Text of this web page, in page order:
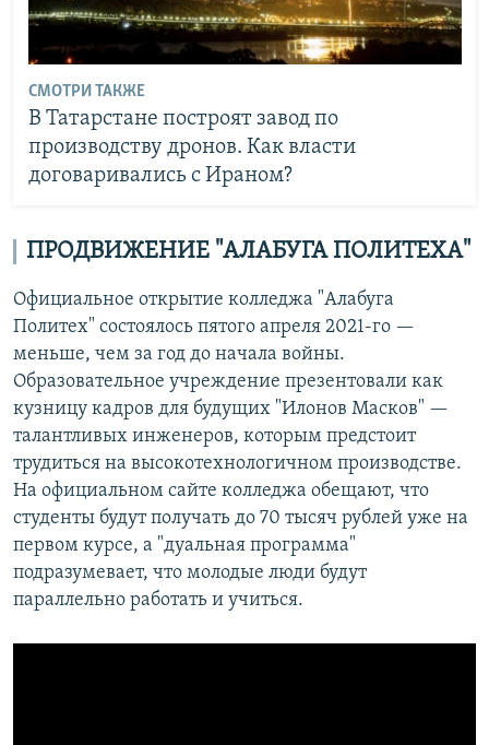
СМОТРИ ТАКЖЕ
В Татарстане построят завод по
производству дронов. Как власти
договаривались с Ираном?
ПРОДВИЖЕНИЕ "АЛАБУГА ПОЛИТЕХА"
Официальное открытие колледжа "Алабуга
Политех" состоялось пятого апреля 2021-го —
меньше, чем за год до начала войны.
Образовательное учреждение презентовали как
кузницу кадров для будущих "Илонов Масков" —
талантливых инженеров, которым предстоит
трудиться на высокотехнологичном производстве.
На официальном сайте колледжа обещают, что
студенты будут получать до 70 тысяч рублей уже на
первом курсе, а "дуальная программа"
подразумевает, что молодые люди будут
параллельно работать и учиться.